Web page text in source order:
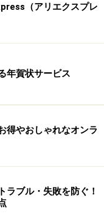
などが考えられる
でしょう。5段階
星と1つ星を外して
参考にする
かを判断する
るには、そのレビ
信頼できるかどう
品に何度も高評価
（アリエクスプレ
年賀状サービス
得やおしゃれなオンラ
ラブル・失敗を防ぐ！